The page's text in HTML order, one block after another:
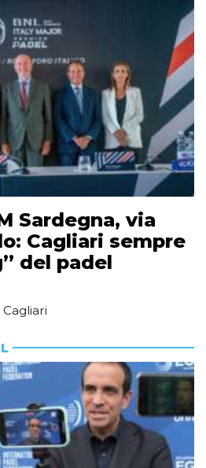
Sardegna, via
Cagliari sempre
del padel